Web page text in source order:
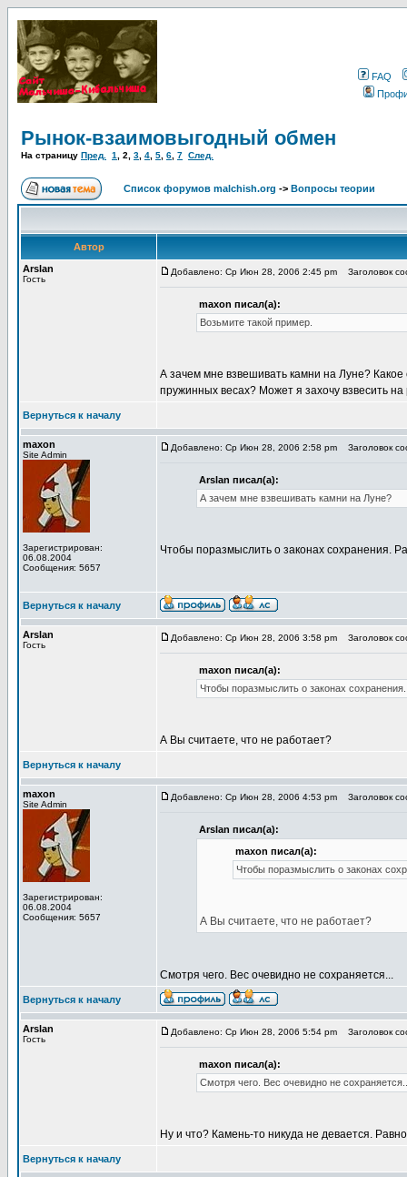
FAQ
Рынок-взаимовыгодный обмен
На страницу Пред. 1 2 3 4 5 6 7 След.
Список форумов malchish.org -> Вопросы теории
Автор
Arslan
Гость
Добавлено: Ср Июн 28, 2006 2:45 pm Заголовок
maxon писал(а):
Возьмите такой пример.
А зачем мне взвешивать камни на Луне?
пружинных весах? Может я захочу взвесить
Вернуться к началу
maxon
Site Admin
Зарегистрирован:
06.08.2004
Сообщения: 5657
Добавлено: Ср Июн 28, 2006 2:58 pm Заголовок
Arslan писал(а):
А зачем мне взвешивать камни на Луне?
Чтобы поразмыслить о законах сохранения.
Вернуться к началу
Arslan
Гость
Добавлено: Ср Июн 28, 2006 3:58 pm Заголовок
maxon писал(а):
Чтобы поразмыслить о законах
А Вы считаете, что не работает?
Вернуться к началу
maxon
Site Admin
Зарегистрирован:
06.08.2004
Сообщения: 5657
Добавлено: Ср Июн 28, 2006 4:53 pm Заголовок
Arslan писал(а):
maxon писал(а):
Чтобы поразмыслить о законах
А Вы считаете, что не работает?
Смотря чего. Вес очевидно не сохраняется...
Вернуться к началу
Arslan
Гость
Добавлено: Ср Июн 28, 2006 5:54 pm Заголовок
maxon писал(а):
Смотря чего. Вес очевидно не
Ну и что? Камень-то никуда не девается.
Вернуться к началу